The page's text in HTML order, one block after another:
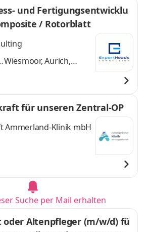
und Fertigungsentwicklu
/ Rotorblatt
Wiesmoor, Aurich,
für unseren Zentral-OP
Ammerland-Klinik mbH
Suche per Mail erhalten
Altenpfleger (m/w/d) fü